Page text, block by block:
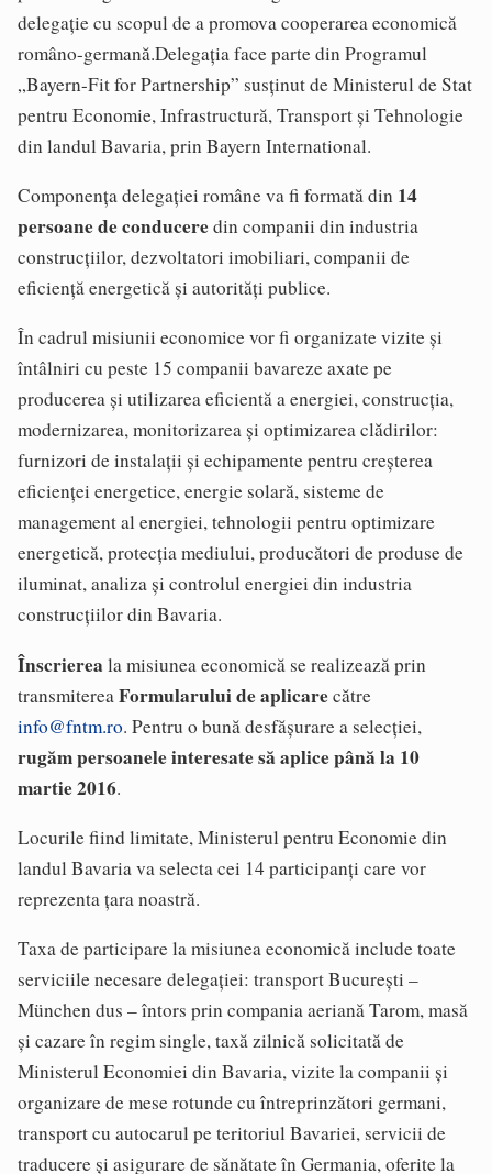
delegaţie cu scopul de a promova cooperarea economică
româno-germană.Delegația face parte din Programul
„Bayern-Fit for Partnership” susținut de Ministerul de Stat
pentru Economie, Infrastructură, Transport și Tehnologie
din landul Bavaria, prin Bayern International.
Componența delegației române va fi formată din 14
persoane de conduceredin companii din industria
construcțiilor, dezvoltatori imobiliari, companii de
eficiență energetică și autorități publice.
În cadrul misiunii economice vor fi organizate vizite și
întâlniri cu peste 15 companii bavareze axate pe
producerea și utilizarea eficientă a energiei, construcția,
modernizarea, monitorizarea și optimizarea clădirilor:
furnizori de instalații și echipamente pentru creșterea
eficienței energetice, energie solară, sisteme de
management al energiei, tehnologii pentru optimizare
energetică, protecția mediului, producători de produse de
iluminat, analiza și controlul energiei din industria
construcțiilor din Bavaria.
Înscrierea la misiunea economică se realizează prin
transmitereaFormularului de aplicarecătre
info@fntm.ro. Pentru o bună desfășurare a selecției,
rugăm persoanele interesate să aplice până la 10
martie 2016.
Locurile fiind limitate, Ministerul pentru Economie din
landul Bavaria va selecta cei 14 participanți care vor
reprezenta țara noastră.
Taxa de participare la misiunea economică include toate
serviciile necesare delegaţiei: transport București –
München dus – întors prin compania aeriană Tarom, masă
și cazare în regim single, taxă zilnică solicitată de
Ministerul Economiei din Bavaria, vizite la companii și
organizare de mese rotunde cu întreprinzători germani,
transport cu autocarul pe teritoriul Bavariei, servicii de
traducere și asigurare de sănătate în Germania, oferite la